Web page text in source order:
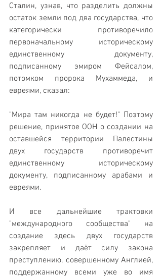
Сталин, узнав, что разделить должны
остаток земли под два государства, что
категорически противоречило
первоначальному историческому
единственному документу,
подписанному эмиром Фейсалом,
потомком пророка Мухаммеда, и
евреями, сказал:
"Мира там никогда не будет!" Поэтому
решение, принятое ООН о создании на
оставшейся территории Палестины
двух государств противоречит
единственному историческому
документу, подписанному арабами и
евреями.
И все дальнейшие трактовки
"международного сообщества" на
создание здесь двух государств
закрепляет и даёт силу закона
преступлению, совершенному Англией,
поддержанному всеми уже во имя